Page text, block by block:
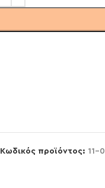
Κωδικός προϊόντος: 11-